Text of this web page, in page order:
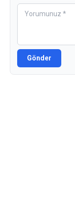
Gönder